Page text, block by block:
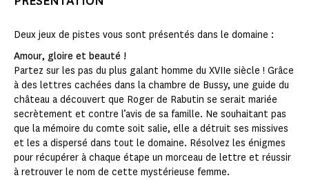
Deux jeux de pistes vous sont présentés dans le domaine :
Amour, gloire et beauté !
Partez sur les pas du plus galant homme du XVIIe siècle ! Grâce
à des lettres cachées dans la chambre de Bussy, une guide du
château a découvert que Roger de Rabutin se serait mariée
secrètement et contre l’avis de sa famille. Ne souhaitant pas
que la mémoire du comte soit salie, elle a détruit ses missives
et les a dispersé dans tout le domaine. Résolvez les énigmes
pour récupérer à chaque étape un morceau de lettre et réussir
à retrouver le nom de cette mystérieuse femme.